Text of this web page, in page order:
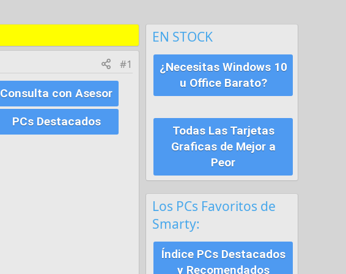
#1
Consulta con Asesor
PCs Destacados
EN STOCK
¿Necesitas Windows 10
u Office Barato?
Todas Las Tarjetas
Graficas de Mejor a
Peor
Los PCs Favoritos de
Smarty:
Índice PCs Destacados
y Recomendados